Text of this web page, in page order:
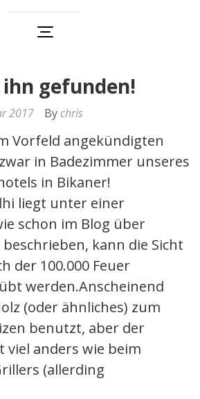
gefunden!
2017 By chris
Vorfeld angekündigten
in Badezimmer unseres
in Bikaner!
liegt unter einer
schon im Blog über
kann die Sicht
der 100.000 Feuer
werden.Anscheinend
(oder ähnliches) zum
benutzt, aber der
viel anders wie beim
(allerding